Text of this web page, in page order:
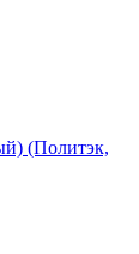
(Политэк,